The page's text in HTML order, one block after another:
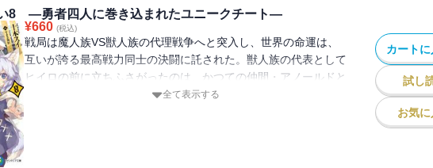
8 ―勇者四人に巻き込まれたユニークチート―
¥660 (税込)
戦局は魔人族VS獣人族の代理戦争へと突入し、世界の命運は、
互いが誇る最高戦力同士の決闘に託された。獣人族の代表として
ヒイロの前に立ちふさがったのは、かつての仲間・アノールドと
全て表示する
カート
試し
お気に